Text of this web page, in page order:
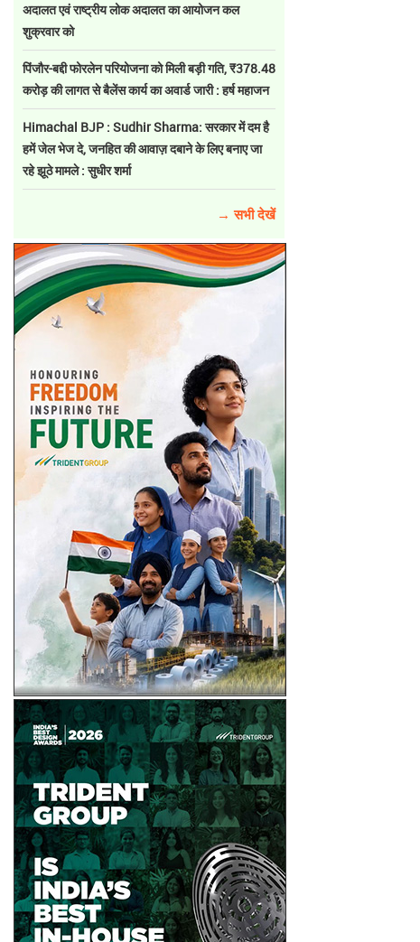
अदालत एवं राष्ट्रीय लोक अदालत का आयोजन कल
शुक्रवार को
पिंजौर-बद्दी फोरलेन परियोजना को मिली बड़ी गति, ₹378.48
करोड़ की लागत से बैलेंस कार्य का अवार्ड जारी : हर्ष महाजन
Himachal BJP : Sudhir Sharma: सरकार में दम है
हमें जेल भेज दे, जनहित की आवाज़ दबाने के लिए बनाए जा
रहे झूठे मामले : सुधीर शर्मा
→ सभी देखें